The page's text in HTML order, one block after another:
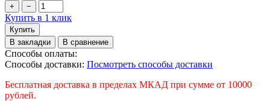
+ −
Купить в 1 клик
Купить
В закладки
В сравнение
Способы оплаты:
Способы доставки: Посмотреть способы доставки
Бесплатная доставка в пределах МКАД при сумме от 10000
рублей.